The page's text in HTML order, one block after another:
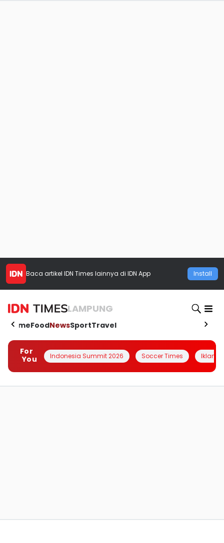
Baca artikel IDN Times lainnya di IDN App Install
LAMPUNG
HomeFoodNewsSportTravel
For
You
Indonesia Summit 2026 Soccer Times Iklanin